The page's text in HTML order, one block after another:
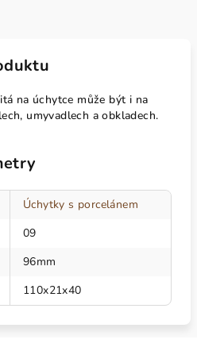
na úchytce může být i na
umyvadlech a obkladech.
Úchytky s porcelánem
09
96mm
110x21x40